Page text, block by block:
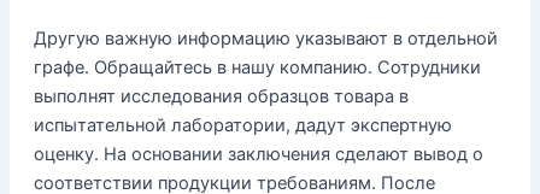
Другую важную информацию указывают в отдельной
графе. Обращайтесь в нашу компанию. Сотрудники
выполнят исследования образцов товара в
испытательной лаборатории, дадут экспертную
оценку. На основании заключения сделают вывод о
соответствии продукции требованиям. После